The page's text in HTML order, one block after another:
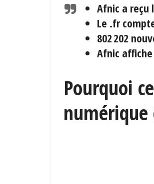
Afnic a reçu
Le .fr
802 202
Afnic
Pourquoi
numérique